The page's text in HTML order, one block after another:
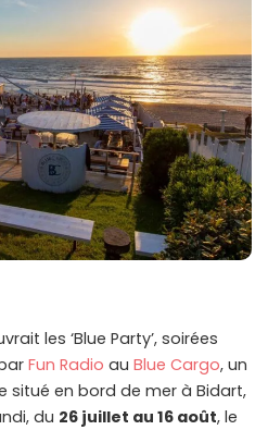
les ‘Blue Party’, soirées
Fun Radio au Blue Cargo, un
en bord de mer à Bidart,
du 26 juillet au 16 août, le